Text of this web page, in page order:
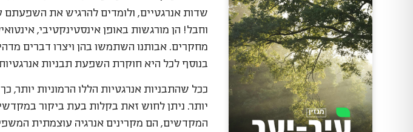
שדות אנרגטיים, ולומדים להרגיש את השפעתם
וחבל! הן מורגשות באופן אינסטינקטיבי,
מחקרים. אבותנו השתמשו בהן ויצרו דברים
בנוסף לכל היא חוקרת השפעת תבניות
ככל שהתבניות אנרגטיות הללו הרמוניות יותר,
יותר. ניתן לחוש זאת בקלות בעת ביקור
המקדשים, הם מקרינים אנרגיה עוצמתית